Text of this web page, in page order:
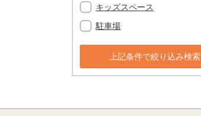
キッズスペース
駐車場
上記条件で絞り込み検索